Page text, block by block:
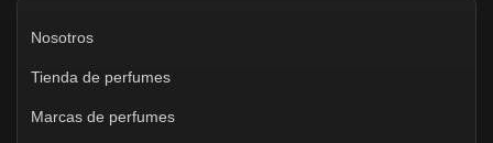
Nosotros
Tienda de perfumes
Marcas de perfumes